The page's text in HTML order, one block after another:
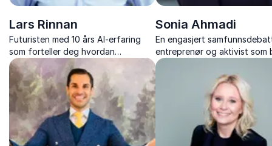
Lars Rinnan
Futuristen med 10 års AI-erfaring
som forteller deg hvordan
fremtiden blir.
Sonia Ahmadi
En engasjert
entreprenør og aktivist som
for å skape god integrering,
entreprenørskap og